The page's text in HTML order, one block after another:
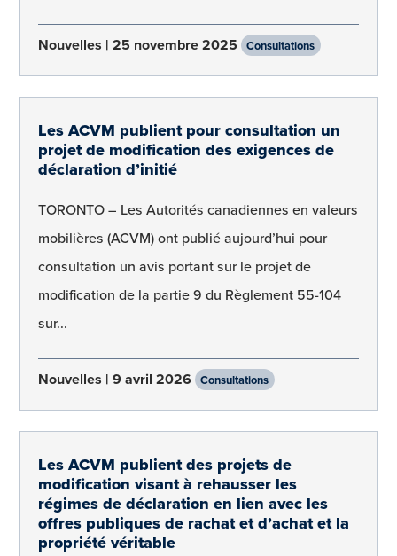
Nouvelles 25 novembre 2025 Consultations
Les ACVM publient pour consultation un
projet de modification des exigences de
déclaration d’initié
TORONTO – Les Autorités canadiennes en valeurs
mobilières (ACVM) ont publié aujourd’hui pour
consultation un avis portant sur le projet de
modification de la partie 9 du Règlement 55-104
sur...
Nouvelles 9 avril 2026 Consultations
Les ACVM publient des projets de
modification visant à rehausser les
régimes de déclaration en lien avec les
offres publiques de rachat et d’achat et la
propriété véritable